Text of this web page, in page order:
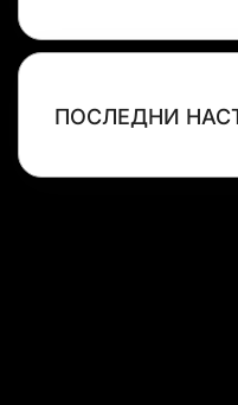
ПОСЛЕДНИ